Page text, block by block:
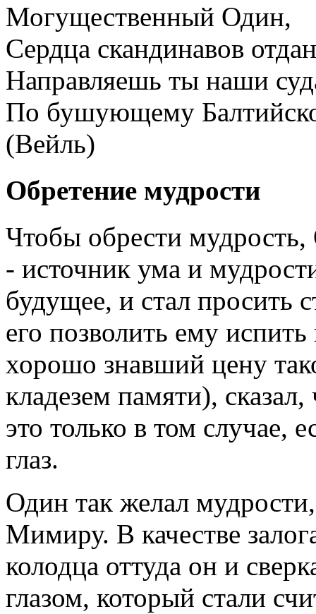
Могущественный Один,
Сердца скандинавов
Направляешь ты наши
По бушующему
(Вейль)
Обретение мудрости
Чтобы обрести
- источник ума и
будущее, и стал просить
его позволить ему
хорошо знавший цену
кладезем памяти),
это только в том случае,
глаз.
Один так желал мудрости,
Мимиру. В качестве
колодца оттуда он и
глазом, который стали